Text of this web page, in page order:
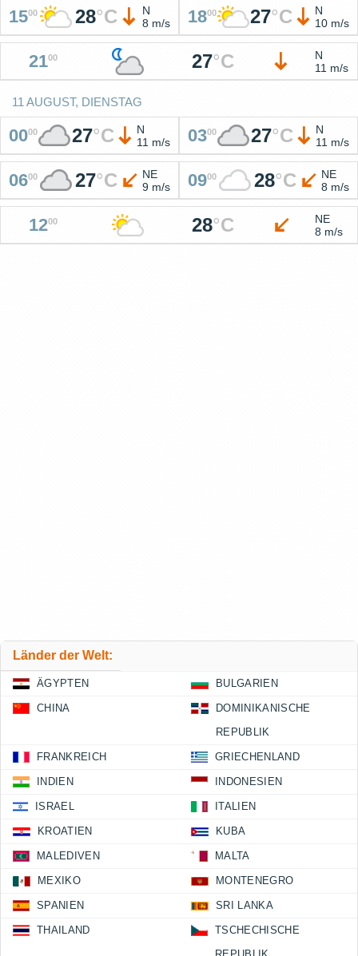
1500 28°C
N
8 m/s
1800 27°C
N
10 m/s
2100 27°C
N
11 m/s
11 AUGUST, DIENSTAG
0000 27°C
N
11 m/s
0300 27°C
N
11 m/s
0600 27°C
NE
9 m/s
0900 28°C
NE
8 m/s
1200 28°C
NE
8 m/s
Länder der Welt:
ÄGYPTEN BULGARIEN
CHINA
DOMINIKANISCHE
REPUBLIK
FRANKREICH GRIECHENLAND
INDIEN INDONESIEN
ISRAEL ITALIEN
KROATIEN KUBA
MALEDIVEN MALTA
MEXIKO MONTENEGRO
SPANIEN SRI LANKA
THAILAND
TSCHECHISCHE